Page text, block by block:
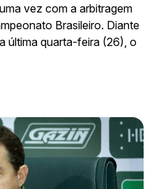
vez com a arbitragem
Brasileiro. Diante
última quarta-feira (26), o